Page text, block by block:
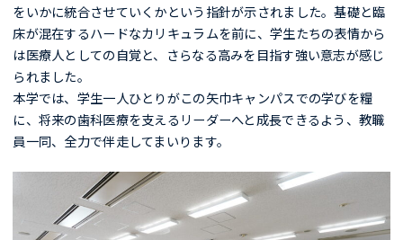
をいかに統合させていくかという指針が示されました。基礎と臨
床が混在するハードなカリキュラムを前に、学生たちの表情から
は医療人としての自覚と、さらなる高みを目指す強い意志が感じ
られました。
本学では、学生一人ひとりがこの矢巾キャンパスでの学びを糧
に、将来の歯科医療を支えるリーダーへと成長できるよう、教職
員一同、全力で伴走してまいります。